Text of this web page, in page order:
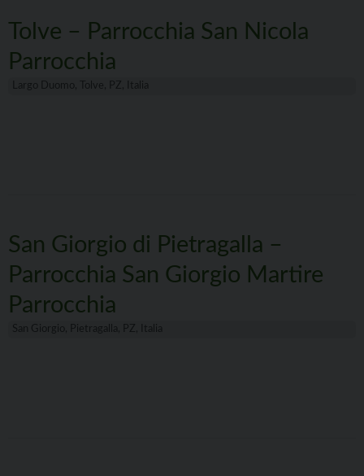
Tolve – Parrocchia San Nicola
Parrocchia
Largo Duomo, Tolve, PZ, Italia
San Giorgio di Pietragalla –
Parrocchia San Giorgio Martire
Parrocchia
San Giorgio, Pietragalla, PZ, Italia